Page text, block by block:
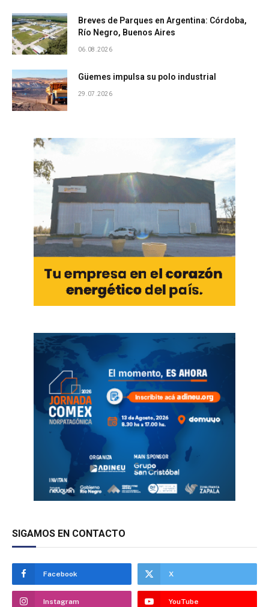
Breves de Parques en Argentina: Córdoba,
Río Negro, Buenos Aires
06.08.2026
Güemes impulsa su polo industrial
29.07.2026
SIGAMOS EN CONTACTO
Facebook X
Instagram YouTube